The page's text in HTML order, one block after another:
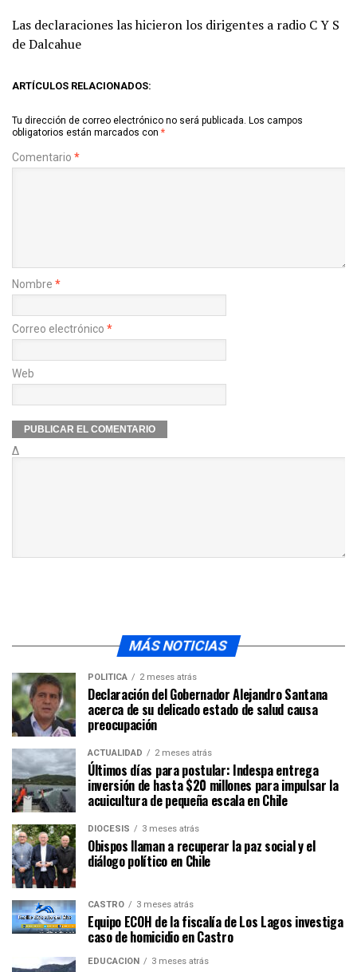
Las declaraciones las hicieron los dirigentes a radio C Y S
de Dalcahue
ARTÍCULOS RELACIONADOS:
Tu dirección de correo electrónico no será publicada. Los campos
obligatorios están marcados con *
Comentario *
Nombre *
Correo electrónico *
Web
Δ
MÁS NOTICIAS
POLÍTICA 2 meses atrás
Declaración del Gobernador Alejandro Santana
acerca de su delicado estado de salud causa
preocupación
ACTUALIDAD 2 meses atrás
Últimos días para postular: Indespa entrega
inversión de hasta $20 millones para impulsar la
acuicultura de pequeña escala en Chile
DIÓCESIS 3 meses atrás
Obispos llaman a recuperar la paz social y el
diálogo político en Chile
CASTRO 3 meses atrás
Equipo ECOH de la fiscalía de Los Lagos investiga
caso de homicidio en Castro
EDUCACIÓN 3 meses atrás